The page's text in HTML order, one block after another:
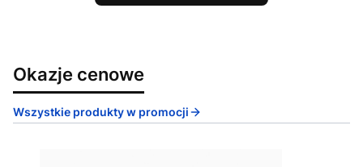
Okazje cenowe
Wszystkie produkty w promocji